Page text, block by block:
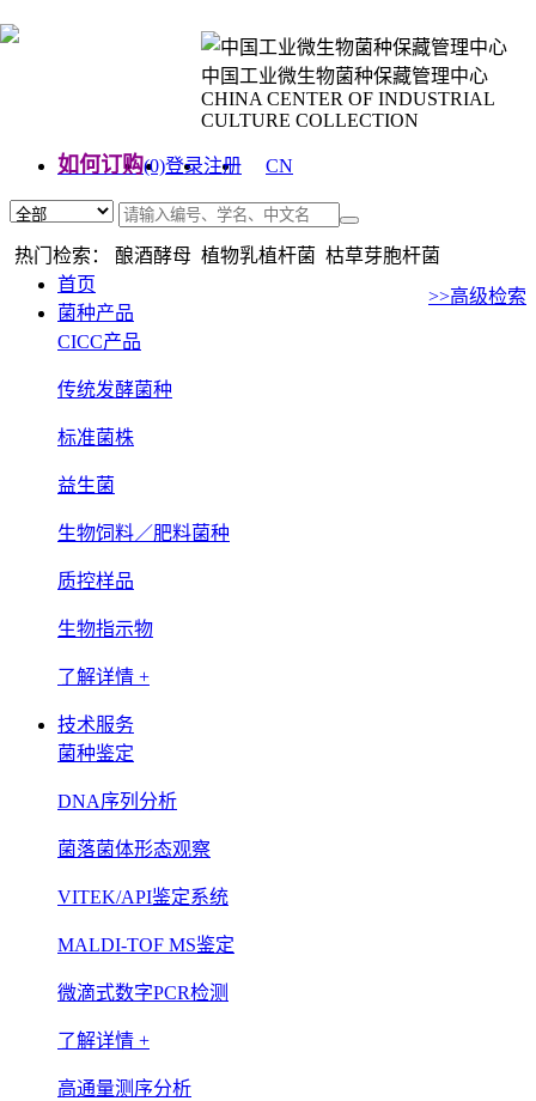
中国工业微生物菌种保藏管理中心
CHINA CENTER OF INDUSTRIAL
CULTURE COLLECTION
如何订购(0)登录注册
CN
热门检索： 酿酒酵母 植物乳植杆菌 枯草芽胞杆菌
>>高级检索
首页
菌种产品
CICC产品
传统发酵菌种
标准菌株
益生菌
生物饲料／肥料菌种
质控样品
生物指示物
了解详情 +
技术服务
菌种鉴定
DNA序列分析
菌落菌体形态观察
VITEK/API鉴定系统
MALDI-TOF MS鉴定
微滴式数字PCR检测
了解详情 +
高通量测序分析